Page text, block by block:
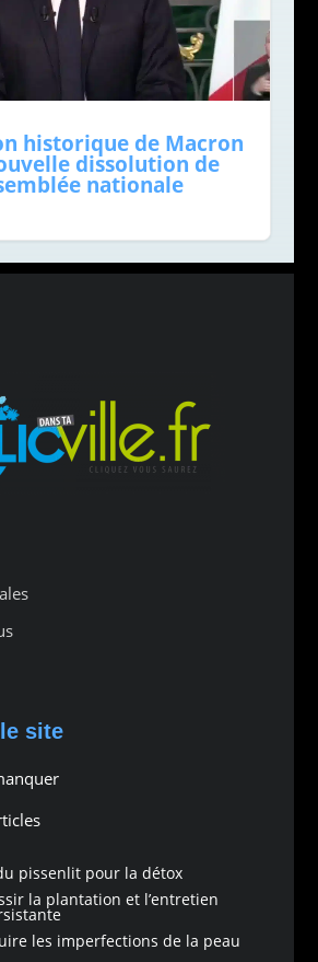
historique de Macron
dissolution de
nationale
site
pissenlit pour la détox
la plantation et l’entretien
les imperfections de la peau